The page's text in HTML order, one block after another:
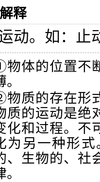
释
动。如：止
体的位置不
。
质的存在形
质的运动是绝
化和过程。不
为另一种形
、生物的、社
。